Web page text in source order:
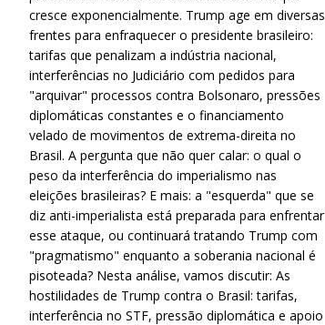
cresce exponencialmente. Trump age em diversas
frentes para enfraquecer o presidente brasileiro:
tarifas que penalizam a indústria nacional,
interferências no Judiciário com pedidos para
"arquivar" processos contra Bolsonaro, pressões
diplomáticas constantes e o financiamento
velado de movimentos de extrema-direita no
Brasil. A pergunta que não quer calar: o qual o
peso da interferência do imperialismo nas
eleições brasileiras? E mais: a "esquerda" que se
diz anti-imperialista está preparada para enfrentar
esse ataque, ou continuará tratando Trump com
"pragmatismo" enquanto a soberania nacional é
pisoteada? Nesta análise, vamos discutir: As
hostilidades de Trump contra o Brasil: tarifas,
interferência no STF, pressão diplomática e apoio